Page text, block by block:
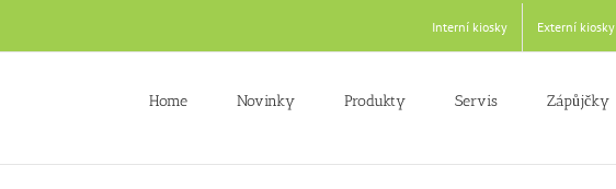
Interní kiosky Externí kiosky
Home Novinky Produkty Servis Zápůjčky